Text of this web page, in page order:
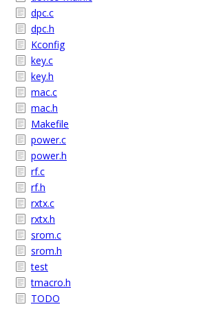
dpc.c
dpc.h
Kconfig
key.c
key.h
mac.c
mac.h
Makefile
power.c
power.h
rf.c
rf.h
rxtx.c
rxtx.h
srom.c
srom.h
test
tmacro.h
TODO